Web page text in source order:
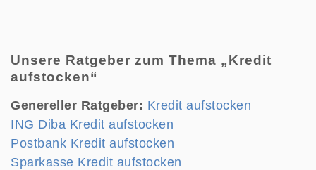
Unsere Ratgeber zum Thema „Kredit
aufstocken“
Genereller Ratgeber: Kredit aufstocken
ING Diba Kredit aufstocken
Postbank Kredit aufstocken
Sparkasse Kredit aufstocken